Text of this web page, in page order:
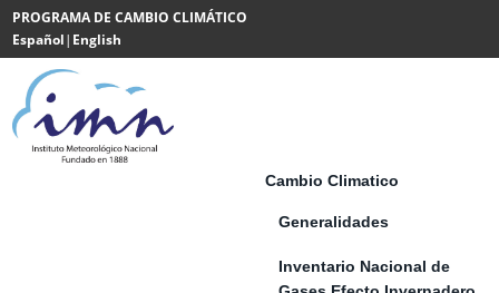
Saltar al contenido
PROGRAMA DE CAMBIO CLIMÁTICO
Español| English
Powered
by
Translate
Cambio Climatico
Generalidades
Inventario Nacional de